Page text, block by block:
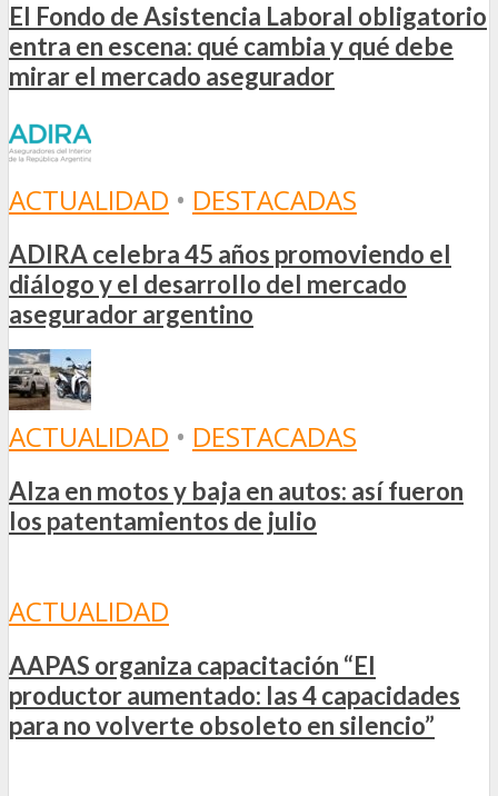
El Fondo de Asistencia Laboral obligatorio
entra en escena: qué cambia y qué debe
mirar el mercado asegurador
ACTUALIDAD • DESTACADAS
ADIRA celebra 45 años promoviendo el
diálogo y el desarrollo del mercado
asegurador argentino
ACTUALIDAD • DESTACADAS
Alza en motos y baja en autos: así fueron
los patentamientos de julio
ACTUALIDAD
AAPAS organiza capacitación “El
productor aumentado: las 4 capacidades
para no volverte obsoleto en silencio”